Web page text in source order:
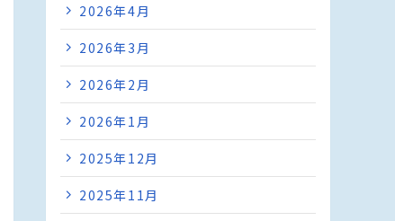
2026年4月
2026年3月
2026年2月
2026年1月
2025年12月
2025年11月